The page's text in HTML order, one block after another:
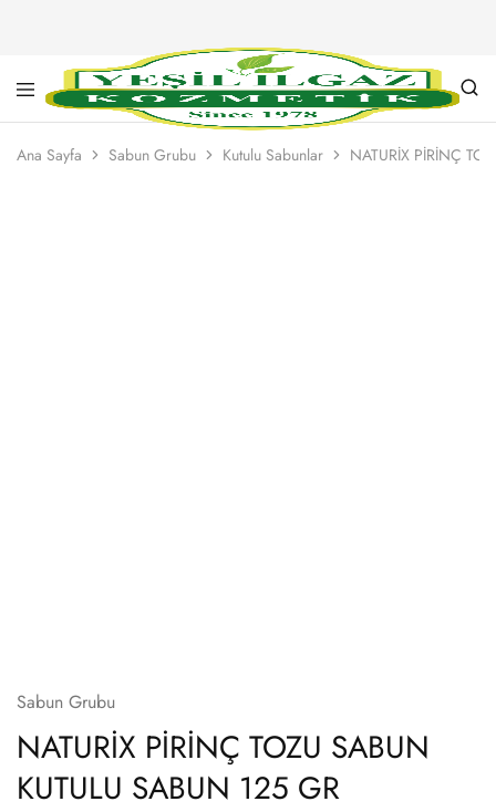
Ilgaz
Kozmetik
Asırlık
Kalite
Ana Sayfa Sabun Grubu Kutulu Sabunlar NATURİX PİRİNÇ
Sabun Grubu
NATURİX PİRİNÇ TOZU SABUN
KUTULU SABUN 125 GR